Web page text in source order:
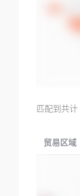
匹配到共计
贸易区域